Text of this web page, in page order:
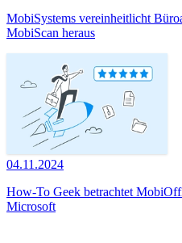
MobiSystems vereinheitlicht
MobiScan heraus
04.11.2024
How-To Geek betrachtet
Microsoft